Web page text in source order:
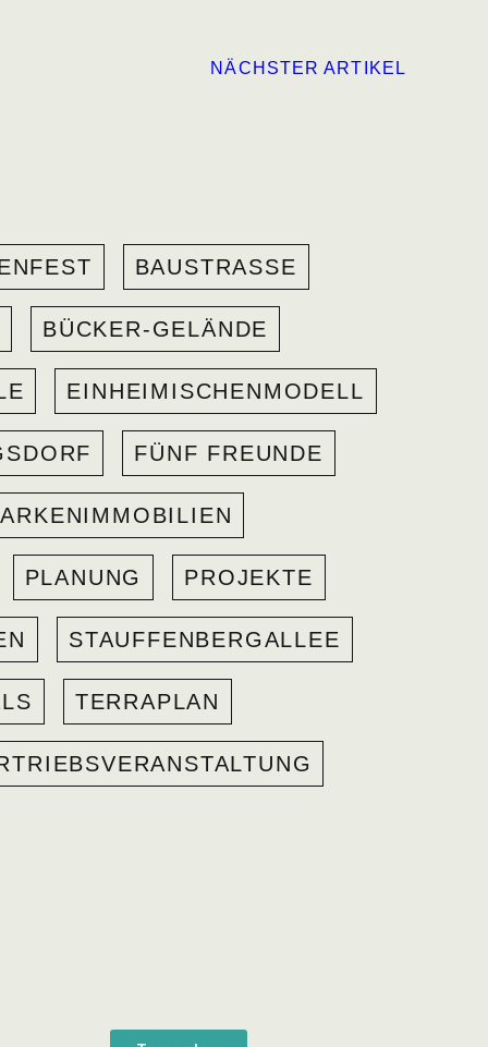
NÄCHSTER ARTIKEL
BAUSTRASSE
BÜCKER-GELÄNDE
EINHEIMISCHENMODELL
FÜNF FREUNDE
PLANUNG PROJEKTE
STAUFFENBERGALLEE
TERRAPLAN